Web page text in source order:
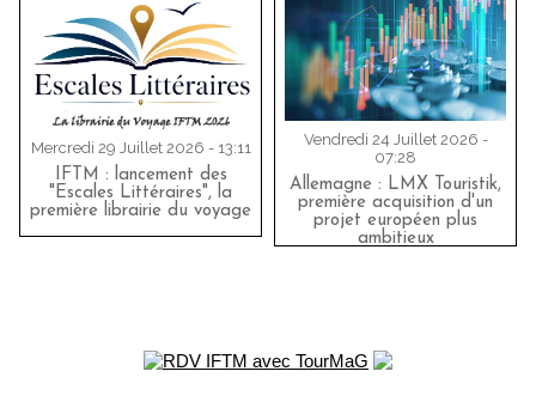
Mercredi 29 Juillet 2026 - 13:11
IFTM : lancement des
"Escales Littéraires", la
première librairie du voyage
Vendredi 24 Juillet 2026 -
07:28
Allemagne : LMX Touristik,
première acquisition d'un
projet européen plus
ambitieux